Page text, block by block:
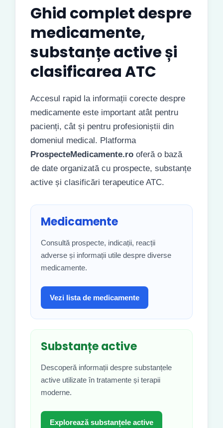
Ghid complet despre
medicamente,
substanțe active și
clasificarea ATC
Accesul rapid la informații corecte despre
medicamente este important atât pentru
pacienți, cât și pentru profesioniștii din
domeniul medical. Platforma
ProspecteMedicamente.ro oferă o bază
de date organizată cu prospecte, substanțe
active și clasificări terapeutice ATC.
Medicamente
Consultă prospecte, indicații, reacții
adverse și informații utile despre diverse
medicamente.
Vezi lista de medicamente
Substanțe active
Descoperă informații despre substanțele
active utilizate în tratamente și terapii
moderne.
Explorează substanțele active